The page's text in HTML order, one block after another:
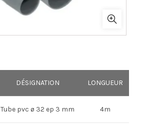
DÉSIGNATION LONGUEUR
Tube pvc ø 32 ep 3 mm 4m